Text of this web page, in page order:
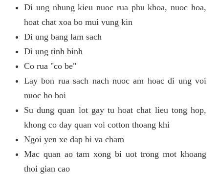
Di ung nhung kieu nuoc rua phu khoa, nuoc hoa,
hoat chat xoa bo mui vung kin
Di ung bang lam sach
Di ung tinh binh
Co rua "co be"
Lay bon rua sach nach nuoc am hoac di ung voi
nuoc ho boi
Su dung quan lot gay tu hoat chat lieu tong hop,
khong co day quan voi cotton thoang khi
Ngoi yen xe dap bi va cham
Mac quan ao tam xong bi uot trong mot khoang
thoi gian cao